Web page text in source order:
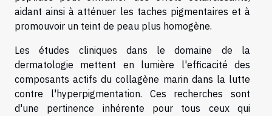
aidant ainsi à atténuer les taches pigmentaires et à
promouvoir un teint de peau plus homogène.
Les études cliniques dans le domaine de la
dermatologie mettent en lumière l'efficacité des
composants actifs du collagène marin dans la lutte
contre l'hyperpigmentation. Ces recherches sont
d'une pertinence inhérente pour tous ceux qui